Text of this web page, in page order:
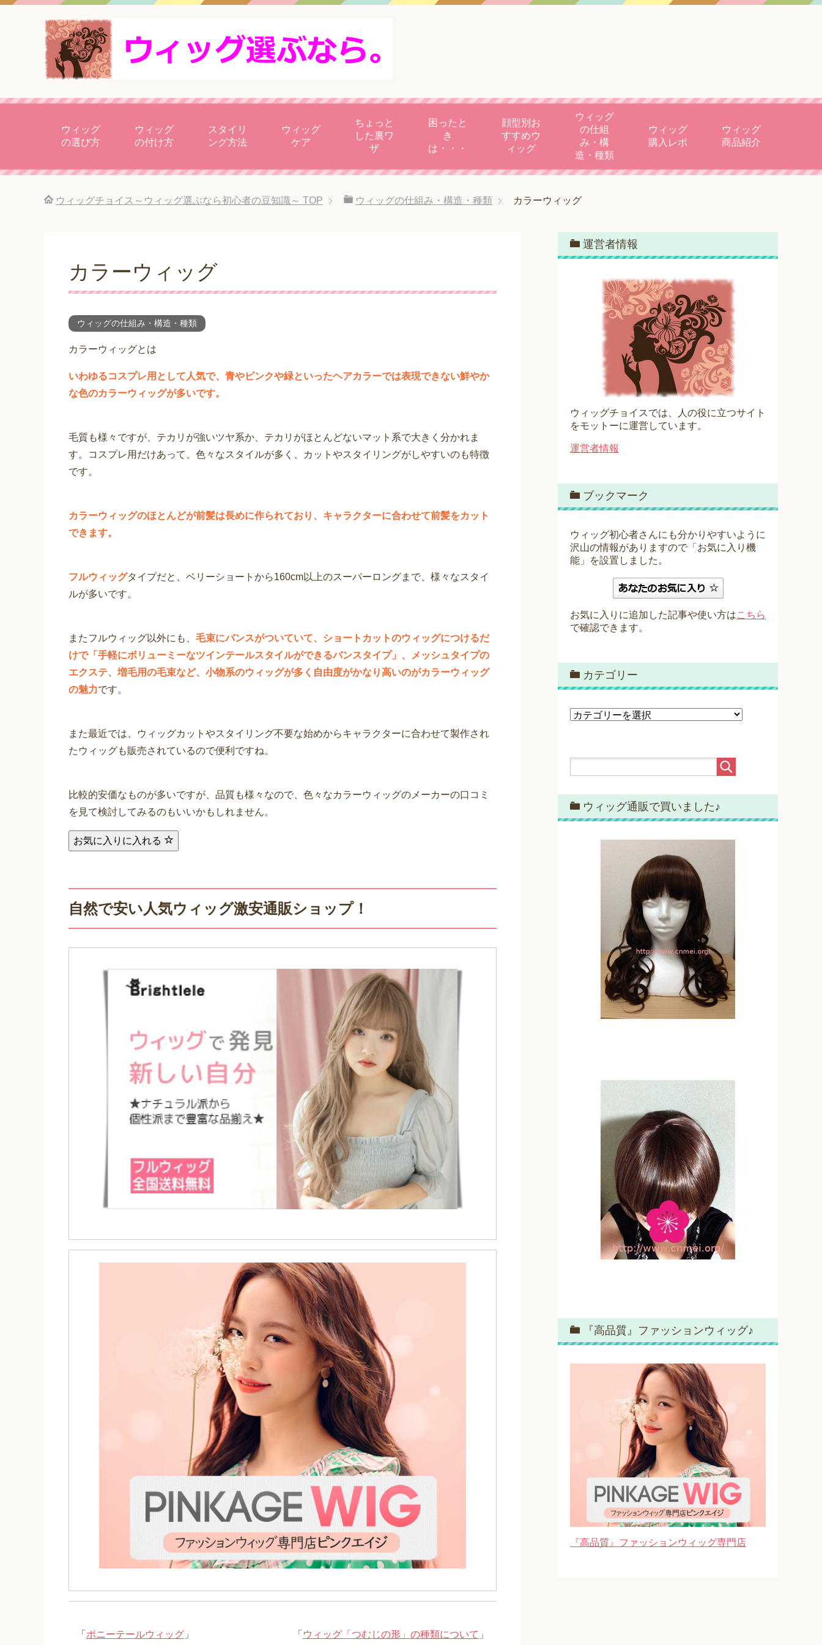
ウィッグ
の選び方
ウィッグ
の付け方
スタイリ
ング方法
ウィッグ
ケア
ちょっと
した裏ワ
ザ
困ったと
き
は・・・
顔型別お
すすめウ
ィッグ
ウィッグ
の仕組
み・構
造・種類
ウィッグ
購入レポ
ウィッグ
商品紹介
ウィッグチョイス～ウィッグ選ぶなら初心者の豆知識～ TOP ウィッグの仕組み・構造・種類 カラーウィッグ
カラーウィッグ
ウィッグの仕組み・構造・種類
カラーウィッグとは
いわゆるコスプレ用として人気で、青やピンクや緑といったヘアカラーでは表現できない鮮やか
な色のカラーウィッグが多いです。
毛質も様々ですが、テカリが強いツヤ系か、テカリがほとんどないマット系で大きく分かれま
す。コスプレ用だけあって、色々なスタイルが多く、カットやスタイリングがしやすいのも特徴
です。
カラーウィッグのほとんどが前髪は長めに作られており、キャラクターに合わせて前髪をカット
できます。
フルウィッグタイプだと、ベリーショートから160cm以上のスーパーロングまで、様々なスタイ
ルが多いです。
またフルウィッグ以外にも、 毛束にバンスがついていて、ショートカットのウィッグにつけるだ
けで「手軽にボリューミーなツインテールスタイルができるバンスタイプ」、メッシュタイプの
エクステ、増毛用の毛束など、小物系のウィッグが多く自由度がかなり高いのがカラーウィッグ
の魅力です。
また最近では、ウィッグカットやスタイリング不要な始めからキャラクターに合わせて製作され
たウィッグも販売されているので便利ですね。
比較的安価なものが多いですが、品質も様々なので、色々なカラーウィッグのメーカーの口コミ
を見て検討してみるのもいいかもしれません。
お気に入りに入れる
自然で安い人気ウィッグ激安通販ショップ！
「 ウィッグ「つむじの形」の種類について 」
「 ポニーテールウィッグ 」
運営者情報
ウィッグチョイスでは、人の役に立つサイト
をモットーに運営しています。
運営者情報
ブックマーク
ウィッグ初心者さんにも分かりやすいように
沢山の情報がありますので「お気に入り機
能」を設置しました。
お気に入りに追加した記事や使い方はこちら
で確認できます。
カテゴリー
カ
ウィッグ通販で買いました♪
『高品質』ファッションウィッグ♪
『高品質』ファッションウィッグ専門店